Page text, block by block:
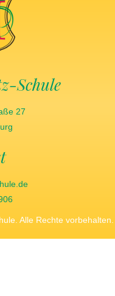
Schule
27
Alle Rechte vorbehalten.